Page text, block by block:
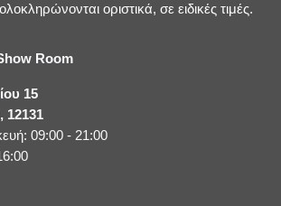
οριστικά, σε ειδικές τιμές.
Room
15
12131
09:00 - 21:00